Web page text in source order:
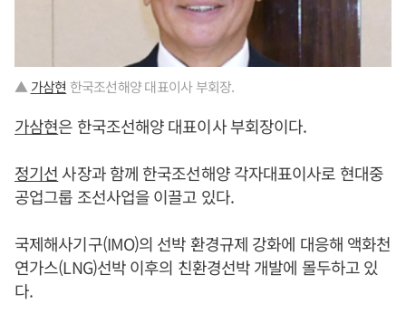
▲ 가삼현 한국조선해양 대표이사 부회장.
가삼현은 한국조선해양 대표이사 부회장이다.
정기선 사장과 함께 한국조선해양 각자대표이사로 현대중
공업그룹 조선사업을 이끌고 있다.
국제해사기구(IMO)의 선박 환경규제 강화에 대응해 액화천
연가스(LNG)선박 이후의 친환경선박 개발에 몰두하고 있
다.